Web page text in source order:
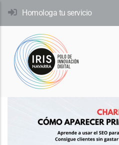
Pasar
contenido
principal
Homologa tu servicio